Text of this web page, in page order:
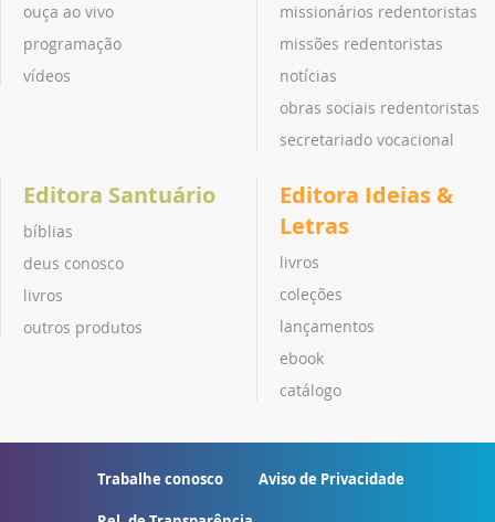
ouça ao vivo
programação
vídeos
missionários redentoristas
missões redentoristas
notícias
obras sociais redentoristas
secretariado vocacional
Editora Santuário
bíblias
deus conosco
livros
outros produtos
Editora Ideias &
Letras
livros
coleções
lançamentos
ebook
catálogo
Trabalhe conosco Aviso de Privacidade